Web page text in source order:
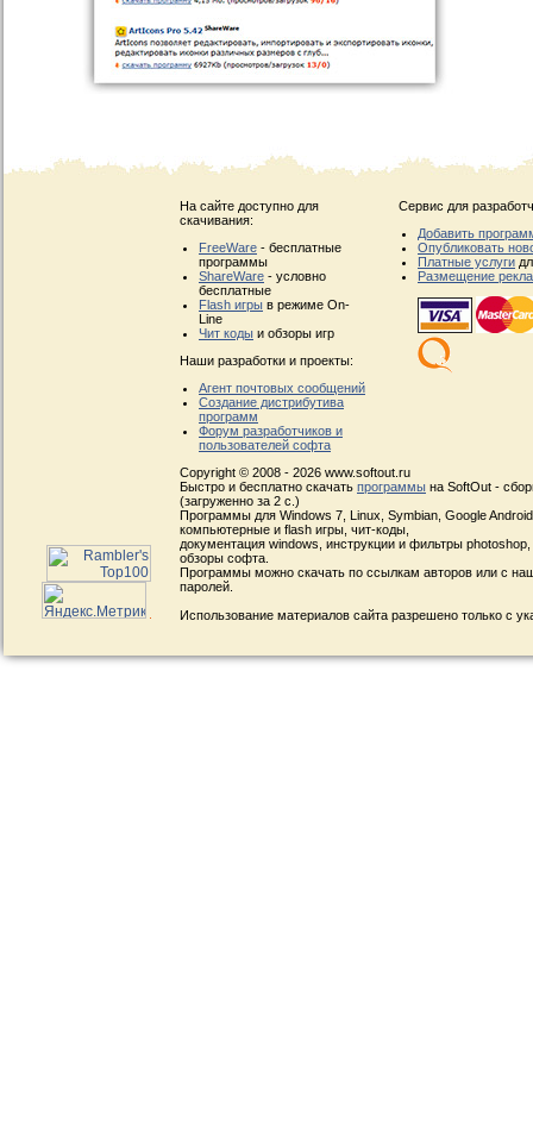
На сайте доступно для
скачивания:
FreeWare - бесплатные
программы
ShareWare - условно
бесплатные
Flash игры в режиме On-
Line
Чит коды и обзоры игр
Наши разработки и проекты:
Агент почтовых сообщений
Создание дистрибутива
программ
Форум разработчиков и
пользователей софта
Сервис для
Добавить
Опубликовать
Платные услуги
Размещение
Copyright © 2008 - 2026 www.softout.ru
Быстро и бесплатно скачать программы на SoftOut -
(загруженно за 2 с.)
Программы для Windows 7, Linux, Symbian, Google
компьютерные и flash игры, чит-коды,
документация windows, инструкции и фильтры
обзоры софта.
Программы можно скачать по ссылкам авторов или с
паролей.
Использование материалов сайта разрешено только с